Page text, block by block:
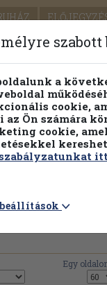
PILLANATNYI
39 mű érhető el az
Egy
a
cookie,
az Ön számára
cookie,